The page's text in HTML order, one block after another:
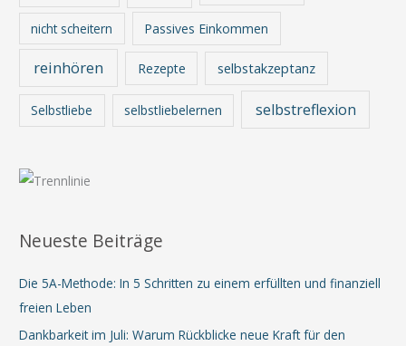
nicht scheitern Passives Einkommen
reinhören Rezepte selbstakzeptanz
Selbstliebe selbstliebelernen selbstreflexion
Neueste Beiträge
Die 5A-Methode: In 5 Schritten zu einem erfüllten und finanziell
freien Leben
Dankbarkeit im Juli: Warum Rückblicke neue Kraft für den